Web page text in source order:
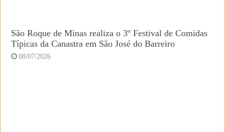
São Roque de Minas realiza o 3º Festival de Comidas
Típicas da Canastra em São José do Barreiro
08/07/2026